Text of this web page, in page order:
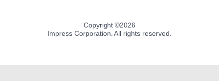
Copyright ©2026
Impress Corporation. All rights reserved.